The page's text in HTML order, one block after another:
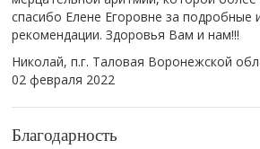
спасибо Елене Егоровне за подробные
рекомендации. Здоровья Вам и нам!!!
Николай, п.г. Таловая Воронежской
02 февраля 2022
Благодарность